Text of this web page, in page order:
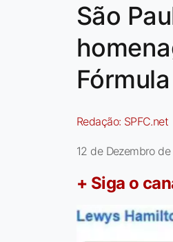
São
Fórmula
Redação: SPFC.net
12 de Dezembro
+ Siga o